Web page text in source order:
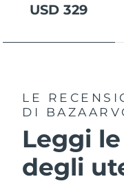
USD 329
LE
DI
Leggi
degli